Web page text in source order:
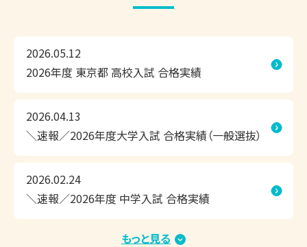
◎お子さまに合わせて調整できるスケジュール
教室見学も承っております。
ぜひ、西葛西教室まで足を運んでいただき、学習環境などを
2026.05.12
2026年度 東京都 高校入試 合格実績
2026.04.13
＼速報／2026年度大学入試 合格実績（一般選抜）
2026.02.24
＼速報／2026年度 中学入試 合格実績
もっと見る